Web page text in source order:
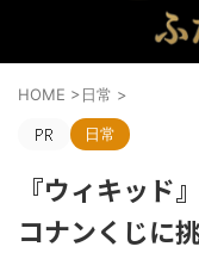
HOME >日常 >
日常
『ウィキッド
コナンくじに